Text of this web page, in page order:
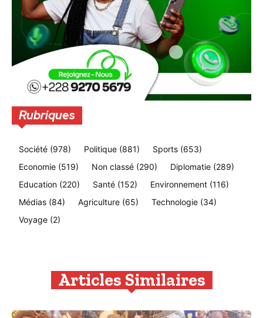
Rubriques
Société (978) Politique (881) Sports (653)
Economie (519) Non classé (290) Diplomatie (289)
Education (220) Santé (152) Environnement (116)
Médias (84) Agriculture (65) Technologie (34)
Voyage (2)
Articles Similaires